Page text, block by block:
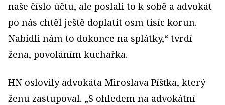
naše číslo účtu, ale poslali to k sobě a advokát
po nás chtěl ještě doplatit osm tisíc korun.
Nabídli nám to dokonce na splátky,“ tvrdí
žena, povoláním kuchařka.
HN oslovily advokáta Miroslava Píšťka, který
ženu zastupoval. „S ohledem na advokátní